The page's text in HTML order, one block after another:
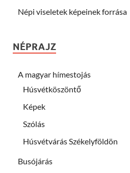
Népi viseletek képeinek forrása
NÉPRAJZ
A magyar hímestojás
Húsvétköszöntő
Képek
Szólás
Húsvétvárás Székelyföldön
Busójárás